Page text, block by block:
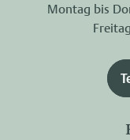
Montag bis